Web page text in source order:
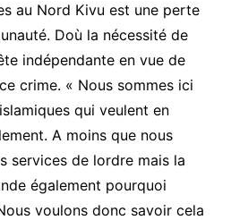
au Nord Kivu est une perte
Doù la nécessité de
indépendante en vue de
crime. « Nous sommes ici
qui veulent en
A moins que nous
services de lordre mais la
également pourquoi
voulons donc savoir cela